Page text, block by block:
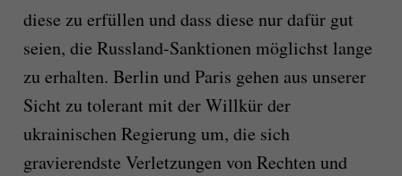
diese zu erfüllen und dass diese nur dafür gut
seien, die Russland-Sanktionen möglichst lange
zu erhalten. Berlin und Paris gehen aus unserer
Sicht zu tolerant mit der Willkür der
ukrainischen Regierung um, die sich
gravierendste Verletzungen von Rechten und